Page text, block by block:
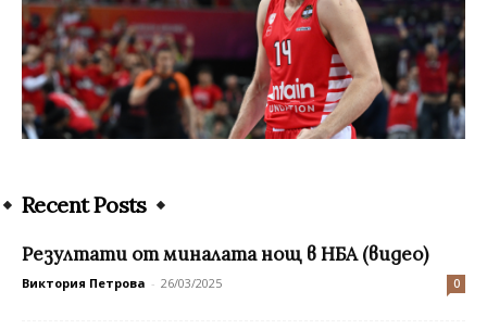
Recent Posts
Резултати от миналата нощ в НБА (видео)
Виктория Петрова - 26/03/2025 0